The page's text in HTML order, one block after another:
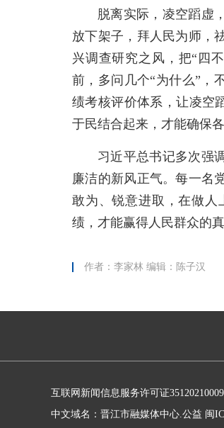
脱离实际，凌空蹈虚
放下架子，拜人民为师，
兴调查研究之风，把“四
前，多问几个“为什么”，
绩考核评价体系，让凌空
于民结合起来，才能确保
习近平总书记多次强
廉洁的新风正气。每一名
敢为、锐意进取，在做人
绩，才能赢得人民群众的真
作者：李家林 编辑：陈子汉
互联网新闻信息服务许可证
中文域名：晋江市融媒体中心.公益 闽